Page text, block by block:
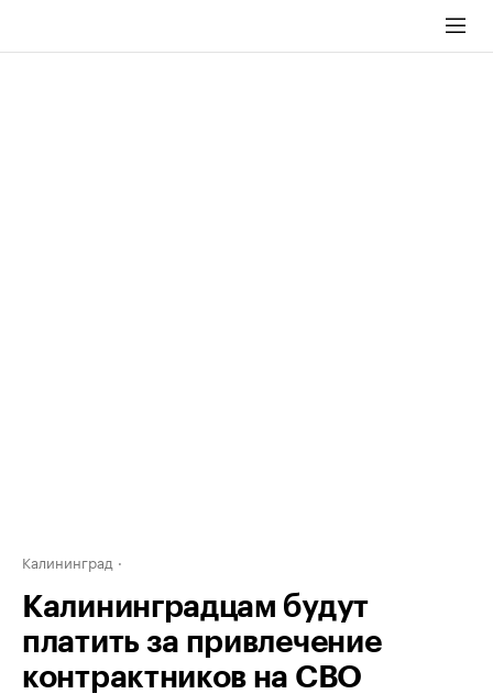
Калининград
Калининградцам будут
платить за привлечение
контрактников на СВО